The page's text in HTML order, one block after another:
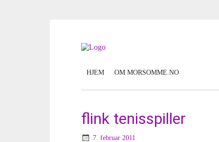
HJEM OM MORSOMME.NO
flink tenisspiller
7. februar 2011